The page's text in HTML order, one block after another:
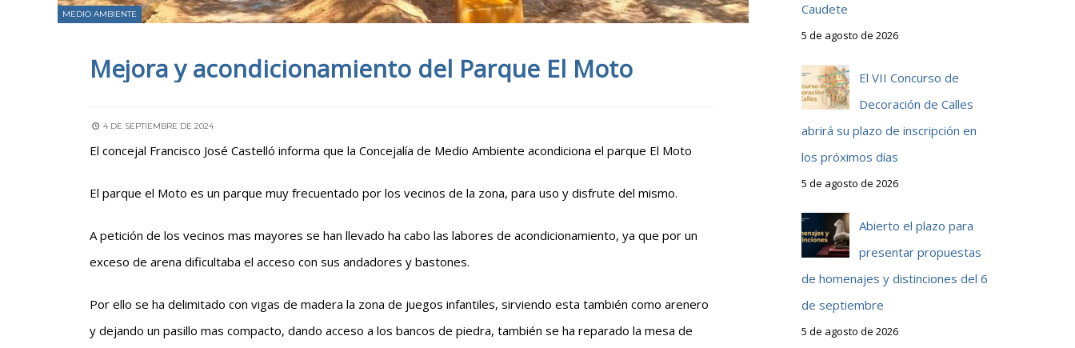
MEDIO AMBIENTE
Mejora y acondicionamiento del Parque El Moto
4 DE SEPTIEMBRE DE 2024
El concejal Francisco José Castelló informa que la Concejalía de Medio Ambiente acondiciona el parque El Moto
El parque el Moto es un parque muy frecuentado por los vecinos de la zona, para uso y disfrute del mismo.
A petición de los vecinos mas mayores se han llevado ha cabo las labores de acondicionamiento, ya que por un
exceso de arena dificultaba el acceso con sus andadores y bastones.
Por ello se ha delimitado con vigas de madera la zona de juegos infantiles, sirviendo esta también como arenero
y dejando un pasillo mas compacto, dando acceso a los bancos de piedra, también se ha reparado la mesa de
Caudete
5 de agosto de 2026
El VII Concurso de
Decoración de Calles
abrirá su plazo de inscripción en
los próximos días
5 de agosto de 2026
Abierto el plazo para
presentar propuestas
de homenajes y distinciones del 6
de septiembre
5 de agosto de 2026